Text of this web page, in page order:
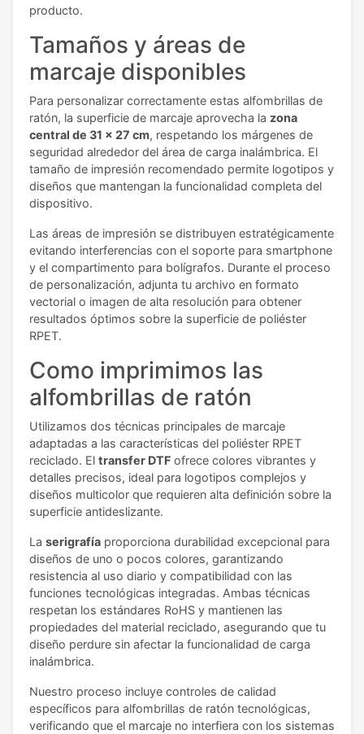
producto.
Tamaños y áreas de
marcaje disponibles
Para personalizar correctamente estas alfombrillas de
ratón, la superficie de marcaje aprovecha la zona
central de 31 x 27 cm, respetando los márgenes de
seguridad alrededor del área de carga inalámbrica. El
tamaño de impresión recomendado permite logotipos y
diseños que mantengan la funcionalidad completa del
dispositivo.
Las áreas de impresión se distribuyen estratégicamente
evitando interferencias con el soporte para smartphone
y el compartimento para bolígrafos. Durante el proceso
de personalización, adjunta tu archivo en formato
vectorial o imagen de alta resolución para obtener
resultados óptimos sobre la superficie de poliéster
RPET.
Como imprimimos las
alfombrillas de ratón
Utilizamos dos técnicas principales de marcaje
adaptadas a las características del poliéster RPET
reciclado. El transfer DTF ofrece colores vibrantes y
detalles precisos, ideal para logotipos complejos y
diseños multicolor que requieren alta definición sobre la
superficie antideslizante.
La serigrafía proporciona durabilidad excepcional para
diseños de uno o pocos colores, garantizando
resistencia al uso diario y compatibilidad con las
funciones tecnológicas integradas. Ambas técnicas
respetan los estándares RoHS y mantienen las
propiedades del material reciclado, asegurando que tu
diseño perdure sin afectar la funcionalidad de carga
inalámbrica.
Nuestro proceso incluye controles de calidad
específicos para alfombrillas de ratón tecnológicas,
verificando que el marcaje no interfiera con los sistemas